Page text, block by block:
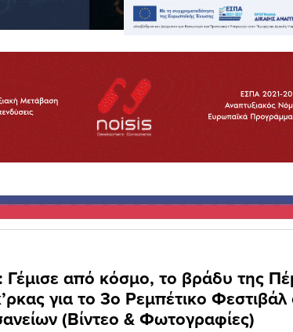
από κόσμο, το βράδυ της
για το 3ο Ρεμπέτικο Φεστιβάλ
(Βίντεο & Φωτογραφίες)